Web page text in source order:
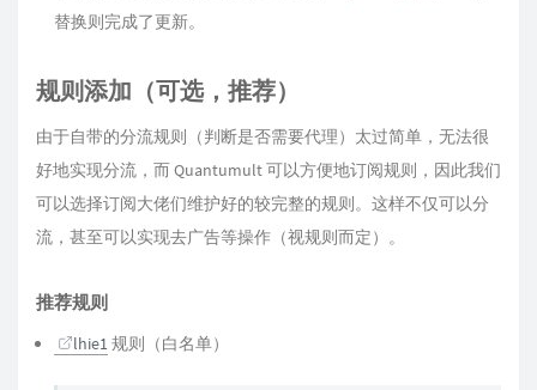
替换则完成了更新。
规则添加（可选，推荐）
由于自带的分流规则（判断是否需要代理）太过简单，无法很
好地实现分流，而 Quantumult 可以方便地订阅规则，因此我们
可以选择订阅大佬们维护好的较完整的规则。这样不仅可以分
流，甚至可以实现去广告等操作（视规则而定）。
推荐规则
lhie1规则（白名单）